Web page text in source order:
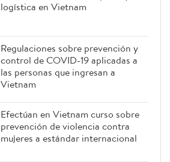
logística en Vietnam
Regulaciones sobre prevención y
control de COVID-19 aplicadas a
las personas que ingresan a
Vietnam
Efectúan en Vietnam curso sobre
prevención de violencia contra
mujeres a estándar internacional